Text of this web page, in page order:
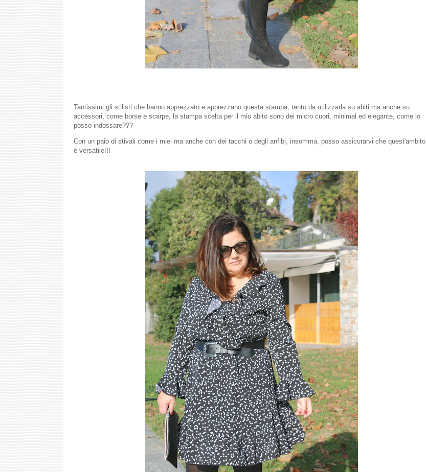
Tantissimi gli stilisti che hanno apprezzato e apprezzano questa stampa, tanto da utilizzarla su abiti ma anche su
accessori, come borse e scarpe, la stampa scelta per il mio abito sono dei micro cuori, minimal ed elegante, come lo
posso indossare???
Con un paio di stivali come i miei ma anche con dei tacchi o degli anfibi, insomma, posso assicurarvi che quest'ambito
è versatile!!!